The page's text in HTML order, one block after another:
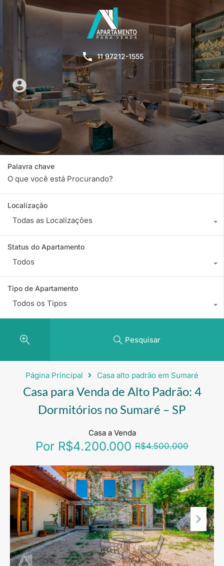
11 97212-1555
Palavra chave
Localização
Todas as Localizações
Status do Apartamento
Todos
Tipo de Apartamento
Todos os Tipos
Pesquisar
Página Principal Casa alto padrão em Sumaré
Casa para Venda de Alto Padrão: 4
Dormitórios no Sumaré – SP
Casa a Venda
Por R$4.200.000 R$4.500.000